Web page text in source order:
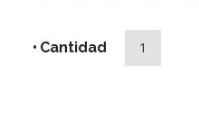
Cantidad